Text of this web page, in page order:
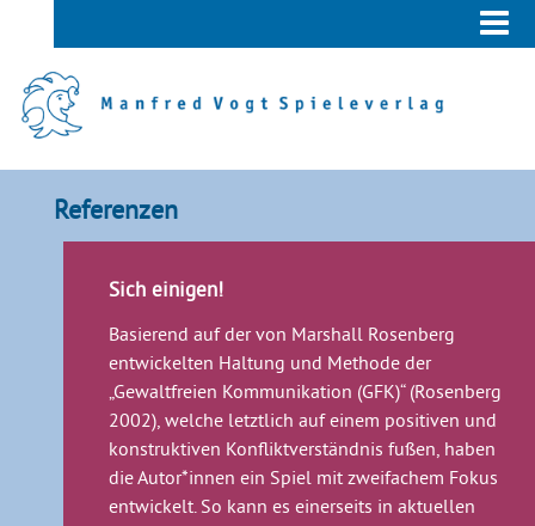
Referenzen
Sich einigen!
Basierend auf der von Marshall Rosenberg
entwickelten Haltung und Methode der
„Gewaltfreien Kommunikation (GFK)“ (Rosenberg
2002), welche letztlich auf einem positiven und
konstruktiven Konfliktverständnis fußen, haben
die Autor*innen ein Spiel mit zweifachem Fokus
entwickelt. So kann es einerseits in aktuellen